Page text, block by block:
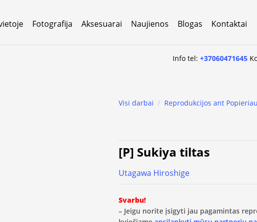
Fotografija Aksesuarai Naujienos Blogas Kontaktai
Info tel:+37060471645
Visi darbai / Reprodukcijos ant
[P] Sukiya tiltas
Utagawa Hiroshige
Svarbu!
– Jeigu norite įsigyti jau pagamintas